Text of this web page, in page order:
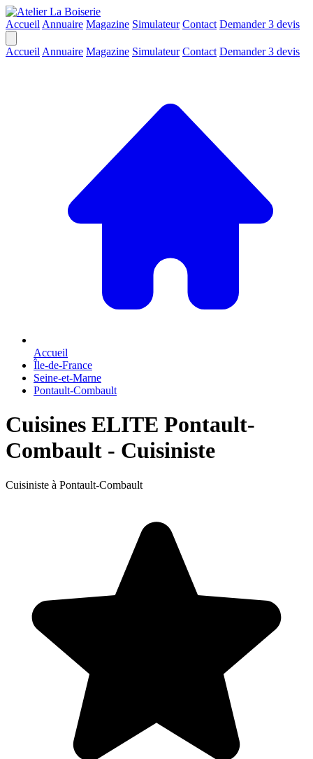
Accueil Annuaire Magazine Simulateur Contact Demander 3 devis
Accueil Annuaire Magazine Simulateur Contact Demander 3 devis
Accueil
Île-de-France
Seine-et-Marne
Pontault-Combault
Cuisines ELITE Pontault-
Combault - Cuisiniste
Cuisiniste à Pontault-Combault